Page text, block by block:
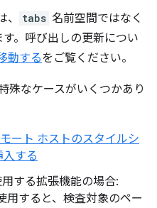
tabs 名前空間ではなく
。呼び出しの更新につい
動するをご覧ください。
殊なケースがいくつかあり
ート ホストのスタイルシ
する
する拡張機能の場合:
用すると、検査対象のペー